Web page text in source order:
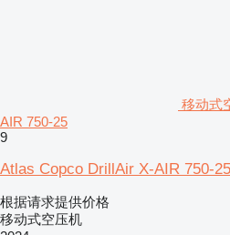
移动式
AIR 750-25
9
Atlas Copco DrillAir X-AIR 750-25
根据请求提供价格
移动式空压机